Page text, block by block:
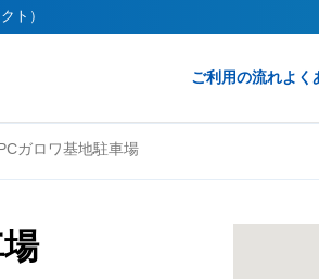
ト）
ご利用の流れよく
ガロワ基地駐車場